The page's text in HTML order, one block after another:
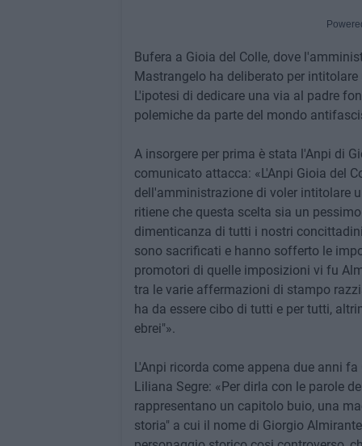
Bufera a Gioia del Colle, dove
Mastrangelo ha deliberato per
L'ipotesi di dedicare una via al padre
polemiche da parte del mondo
A insorgere per prima è stata l'Anpi di
comunicato attacca: «L'Anpi Gioia del
dell'amministrazione di voler intitolare
ritiene che questa scelta sia un
dimenticanza di tutti i nostri
sono sacrificati e hanno sofferto le
promotori di quelle imposizioni vi fu
tra le varie affermazioni di stampo
ha da essere cibo di tutti e per tutti,
ebrei"».
L'Anpi ricorda come appena due anni
Liliana Segre: «Per dirla con le parole
rappresentano un capitolo buio, una
storia" a cui il nome di Giorgio